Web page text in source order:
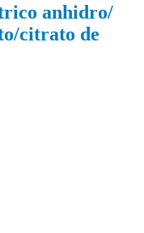
Ácido fórmico industrial líquido al 90 %
anhidro/
citrato de